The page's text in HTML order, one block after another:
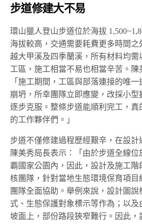
步道修建大不易
環山獵人登山步道位於海拔
海拔較高，交通需要耗費更多時間
越大甲溪及四季蘭溪，所有材料均需
工區，施工相當不易也相當辛苦。陳
「施工期間，工區與部落連接的唯
崩坍，所幸團隊立即應變，改採小
逐步克服。整條步道能順利完工，真
的工作夥伴們。」
步道不僅修建過程歷經艱辛，在設計
陳美秀局長表示：「由於步道全線
霸國家公園內，因此，設計及施工階
核團隊，針對當地生態環境保育項目
團隊全面協助。舉例來說，設計圖說
式、生態保護對象標示等作為；以
坡面上，部份路段狹窄難行。因此，